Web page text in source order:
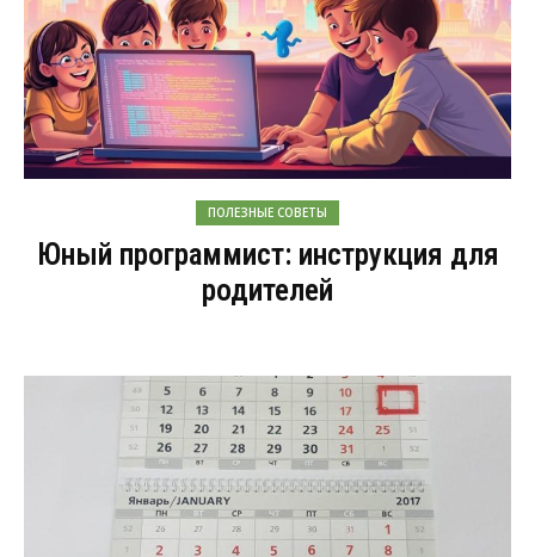
ПОЛЕЗНЫЕ СОВЕТЫ
Юный программист: инструкция для
родителей